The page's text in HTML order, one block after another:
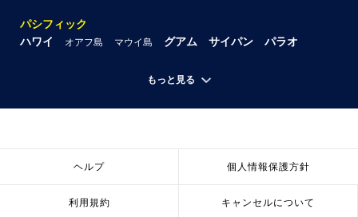
パシフィック
ハワイ
オアフ島 マウイ島 グアム サイパン パラオ
もっと見る
ヘルプ 個人情報保護方針
利用規約 キャンセルについて